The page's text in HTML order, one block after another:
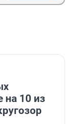
на 10 из